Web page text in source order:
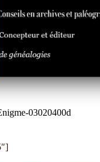
03020400d